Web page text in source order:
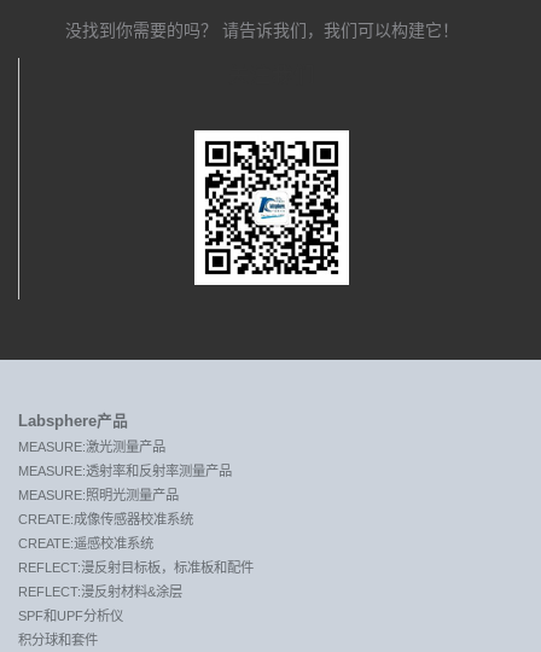
没找到你需要的吗？ 请告诉我们，我们可以构建它！
Labsphere产品
MEASURE:激光测量产品
MEASURE:透射率和反射率测量产品
MEASURE:照明光测量产品
CREATE:成像传感器校准系统
CREATE:遥感校准系统
REFLECT:漫反射目标板，标准板和配件
REFLECT:漫反射材料&涂层
SPF和UPF分析仪
积分球和套件